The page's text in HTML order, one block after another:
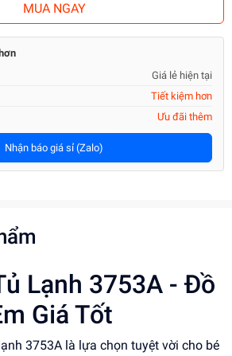
MUA NGAY
Giá lẻ hiện tại
Tiết kiệm hơn
Ưu đãi thêm
Nhận báo giá sỉ (Zalo)
Lạnh 3753A - Đồ
Giá Tốt
3753A là lựa chọn tuyệt vời cho bé